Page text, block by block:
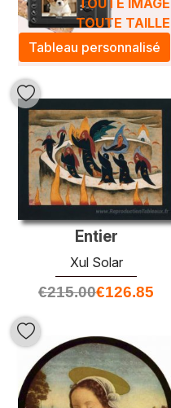
TOUTE TAILLE
Tableau personnalisé
Entier
Xul Solar
€215.00€126.85